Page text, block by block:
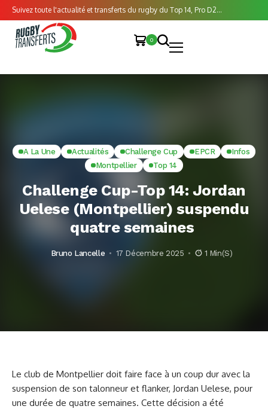
Suivez toute l'actualité et transferts du rugby du Top 14, Pro D2...
0
A La Une Actualités Challenge Cup EPCR
Infos
Montpellier
Top 14
Challenge Cup-Top 14: Jordan
Uelese (Montpellier) suspendu
quatre semaines
Bruno Lancelle 17 Décembre 2025 1 Min(s)
Le club de Montpellier doit faire face à un coup dur avec la
suspension de son talonneur et flanker, Jordan Uelese, pour
une durée de quatre semaines. Cette décision a été